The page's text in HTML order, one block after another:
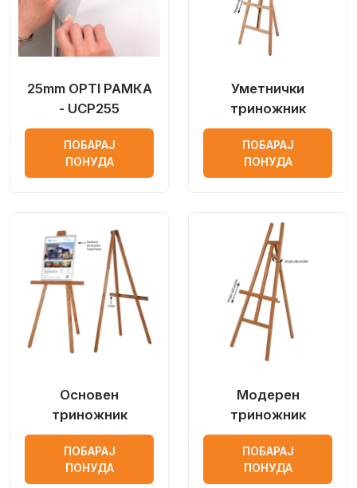
25mm OPTI РАМКА
- UCP255
ПОБАРАЈ
ПОНУДА
Уметнички
триножник
ПОБАРАЈ
ПОНУДА
Основен
триножник
ПОБАРАЈ
ПОНУДА
Модерен
триножник
ПОБАРАЈ
ПОНУДА